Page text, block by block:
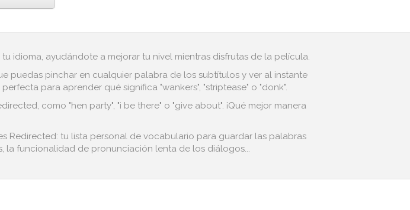
idioma, ayudándote a mejorar tu nivel mientras disfrutas de la película.
puedas pinchar en cualquier palabra de los subtítulos y ver al instante
para aprender qué significa "wankers", "striptease" o "donk".
como "hen party", "i be there" o "give about". ¡Qué mejor manera
Redirected: tu lista personal de vocabulario para guardar las palabras
la funcionalidad de pronunciación lenta de los diálogos...